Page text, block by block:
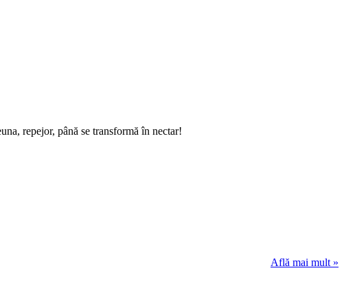
repejor, până se transformă în nectar!
Află mai mult »